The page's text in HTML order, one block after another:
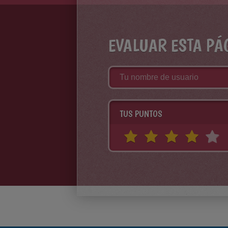
EVALUAR ESTA
TUS PUNTOS